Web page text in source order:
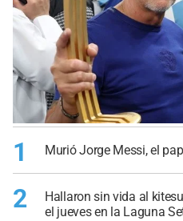
1 Murió Jorge Messi, el
2
Hallaron sin vida al
el jueves en la Laguna